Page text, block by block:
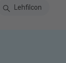
Lehfilcon